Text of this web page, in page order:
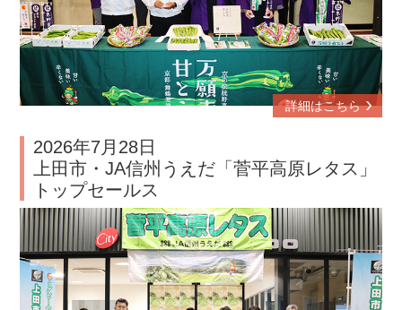
詳細はこちら
2026年7月28日
上田市・JA信州うえだ「菅平高原レタス」
トップセールス